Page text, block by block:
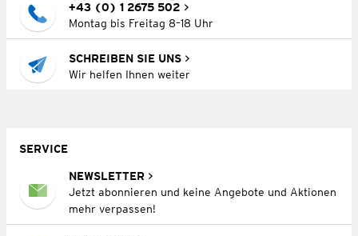
+43 (0) 1 2675 502
Montag bis Freitag 8–18 Uhr
SCHREIBEN SIE UNS
Wir helfen Ihnen weiter
SERVICE
NEWSLETTER
Jetzt abonnieren und keine Angebote und Aktionen
mehr verpassen!